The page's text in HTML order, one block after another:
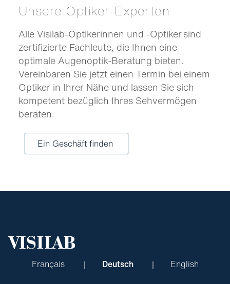
Unsere Optiker-Experten
Alle Visilab-Optikerinnen und -Optiker sind
zertifizierte Fachleute, die Ihnen eine
optimale Augenoptik-Beratung bieten.
Vereinbaren Sie jetzt einen Termin bei einem
Optiker in Ihrer Nähe und lassen Sie sich
kompetent bezüglich Ihres Sehvermögen
beraten.
Ein Geschäft finden
Français Deutsch English